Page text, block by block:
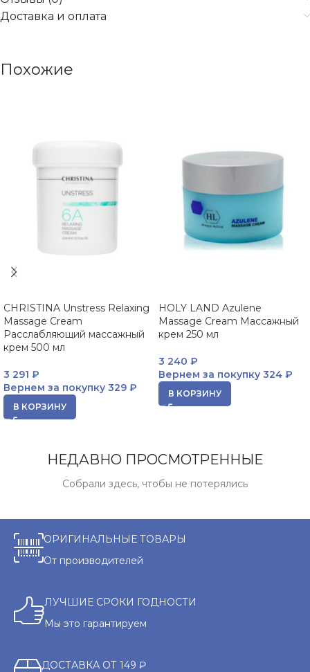
Доставка и оплата
Похожие
CHRISTINA Unstress Relaxing
Massage Cream
Расслабляющий массажный
крем 500 мл
3 291 ₽
Вернем за покупку 329 ₽
В КОРЗИНУ
HOLY LAND Azulene
Massage Cream Массажный
крем 250 мл
3 240 ₽
Вернем за покупку 324 ₽
В КОРЗИНУ
НЕДАВНО ПРОСМОТРЕННЫЕ
Собрали здесь, чтобы не потерялись
ОРИГИНАЛЬНЫЕ ТОВАРЫ
От производителей
ЛУЧШИЕ СРОКИ ГОДНОСТИ
Мы это гарантируем
ДОСТАВКА ОТ 149 ₽